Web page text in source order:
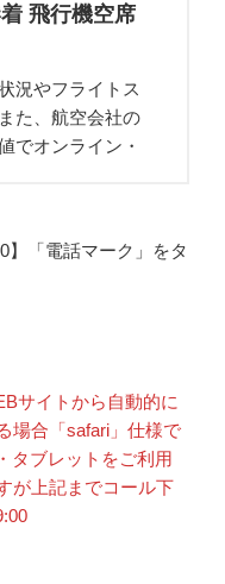
】「電話マーク」をタ
サイトから自動的に
場合「safari」仕様で
タブレットをご利用
が上記までコール下